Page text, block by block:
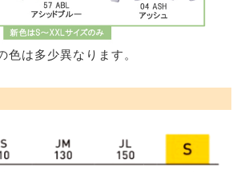
色は多少異なります。